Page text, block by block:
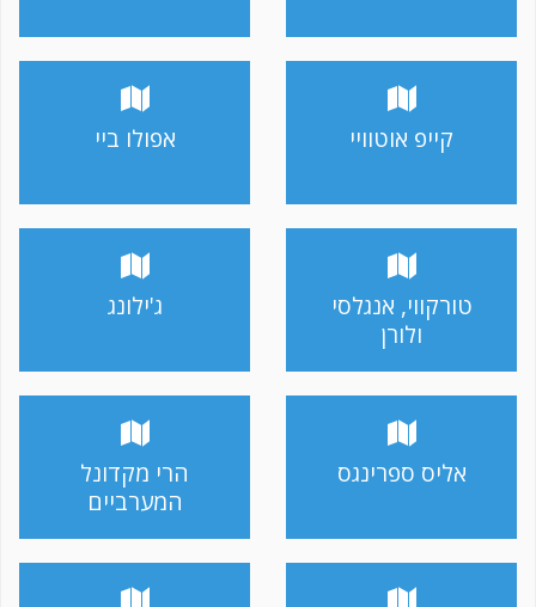
קייפ אוטוויי אפולו ביי
טורקווי, אנגלסי
ולורן
ג'ילונג
אליס ספרינגס
הרי מקדונל
המערביים